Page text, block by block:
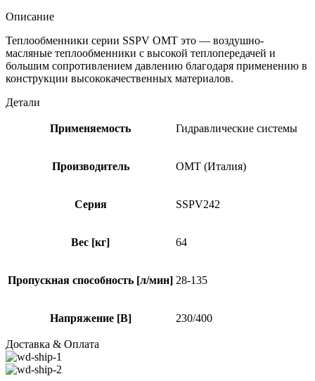
Описание
Теплообменники серии SSPV OMT это — воздушно-
масляные теплообменники с высокой теплопередачей и
большим сопротивлением давлению благодаря применению в
конструкции высококачественных материалов.
Детали
Применяемость Гидравлические системы
Производитель OMT (Италия)
Серия SSPV242
Вес [кг] 64
Пропускная способность [л/мин] 28-135
Напряжение [В] 230/400
Доставка & Оплата